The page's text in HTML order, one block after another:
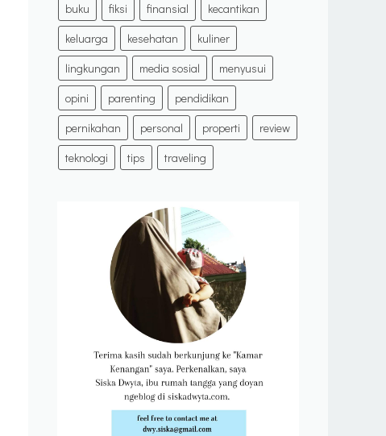
buku
fiksi finansial
kecantikan
keluarga
kesehatan
kuliner
lingkungan
media sosial
menyusui
opini
parenting
pendidikan
pernikahan
personal properti
review
teknologi
tips traveling